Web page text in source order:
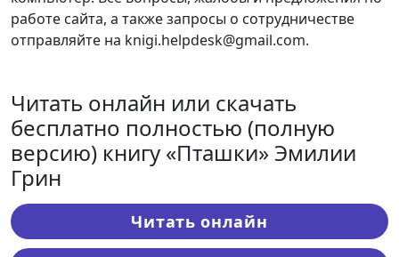
работе сайта, а также запросы о сотрудничестве
отправляйте на knigi.helpdesk@gmail.com.
Читать онлайн или скачать
бесплатно полностью (полную
версию) книгу «Пташки» Эмилии
Грин
Читать онлайн